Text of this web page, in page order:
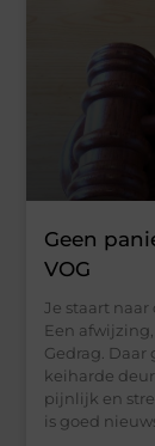
Geen
VOG
Je staart naar
Een
Gedrag.
keiharde
pijnlijk en
is goed